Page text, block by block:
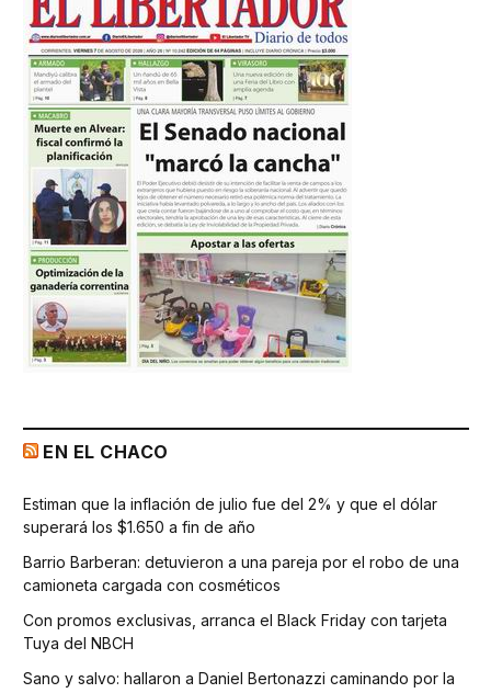
EN EL CHACO
Estiman que la inflación de julio fue del 2% y que el dólar
superará los $1.650 a fin de año
Barrio Barberan: detuvieron a una pareja por el robo de una
camioneta cargada con cosméticos
Con promos exclusivas, arranca el Black Friday con tarjeta
Tuya del NBCH
Sano y salvo: hallaron a Daniel Bertonazzi caminando por la